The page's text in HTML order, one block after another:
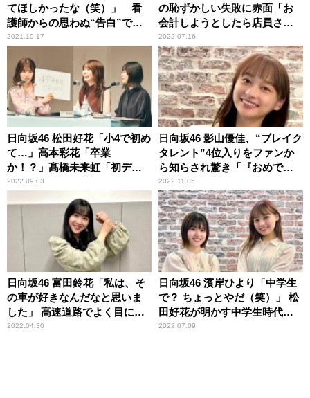
てほしかったな（笑）」 看
護師からの思わぬ“告白”で頭
が真っ白になった顛末を明か
2021.10.17
の恥ずかしい失敗に赤面「お
会計しようとしたら店員さん
が……」
2022.07.16
日向坂46 松田好花「小4で初め
て…」高本彩花「卒業
か！？」髙橋未来虹「初デー
ト！」 どこにも出してない
新情報を続々公開の『日向坂
46松田好花の日向坂高校放送
部』公開収録イベントレポー
ト＜前編＞到着！
2022.09.03
日向坂46 影山優佳、“ブレイク
タレント”4位入りをファンか
ら知らされ驚き「『おめでと
う』っていっぱい来たの」
2022.11.05
日向坂46 富田鈴花「私は、そ
の車が好きなんだなと思いま
した」 高速道路でよく目につ
く車種を明かす
2022.04.30
日向坂46 濱岸ひより「中学生
で？ ちょっとやだ（笑）」 松
田好花が明かす中学生時代の
恥ずかしい一人称に苦笑
2022.07.09